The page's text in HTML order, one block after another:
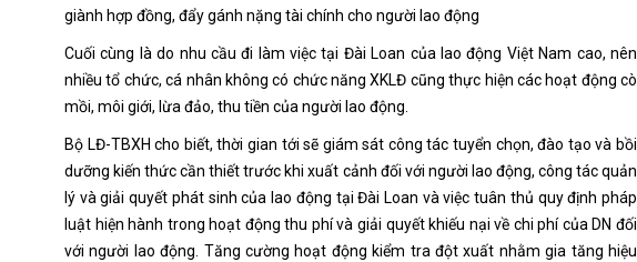
giành hợp đồng, đẩy gánh nặng tài chính cho người lao động
Cuối cùng là do nhu cầu đi làm việc tại Đài Loan của lao động Việt Nam cao, nên
nhiều tổ chức, cá nhân không có chức năng XKLĐ cũng thực hiện các hoạt động cò
mồi, môi giới, lừa đảo, thu tiền của người lao động.
Bộ LĐ-TBXH cho biết, thời gian tới sẽ giám sát công tác tuyển chọn, đào tạo và bồi
dưỡng kiến thức cần thiết trước khi xuất cảnh đối với người lao động, công tác quản
lý và giải quyết phát sinh của lao động tại Đài Loan và việc tuân thủ quy định pháp
luật hiện hành trong hoạt động thu phí và giải quyết khiếu nại về chi phí của DN đối
với người lao động. Tăng cường hoạt động kiểm tra đột xuất nhằm gia tăng hiệu